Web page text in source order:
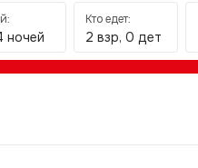
ночей
Кто едет:
2 взр, 0 дет